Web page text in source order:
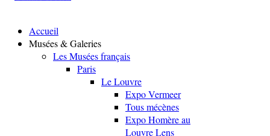
Accueil
Musées & Galeries
Les Musées français
Paris
Le Louvre
Expo Vermeer
Tous mécènes
Expo Homère au
Louvre Lens